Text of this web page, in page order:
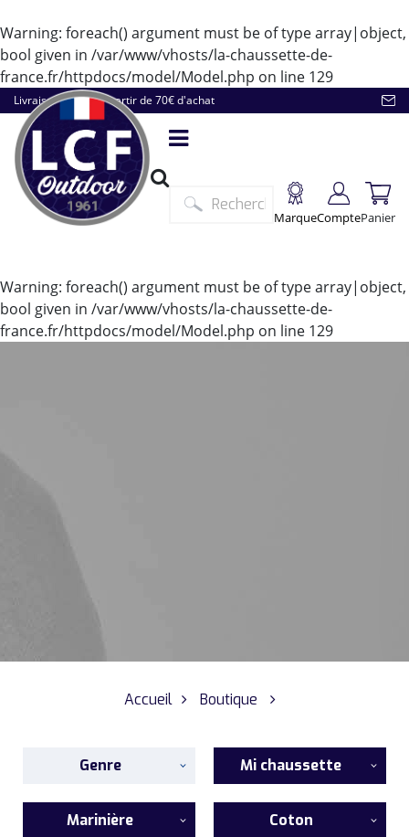
Warning: foreach() argument must be of type array|object,
bool given in /var/www/vhosts/la-chaussette-de-
france.fr/httpdocs/model/Model.php on line 129
Livraison offerte à partir de 70€ d'achat
MarqueComptePanier
Warning: foreach() argument must be of type array|object,
bool given in /var/www/vhosts/la-chaussette-de-
france.fr/httpdocs/model/Model.php on line 129
Accueil Boutique
Genre Mi chaussette
Marinière Coton